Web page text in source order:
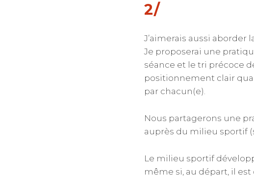
2/
J’aimerais aussi aborder
Je proposerai une
séance et le tri précoce
positionnement clair
par chacun(e).
Nous partagerons une
auprès du milieu sportif
Le milieu sportif
même si, au départ, il